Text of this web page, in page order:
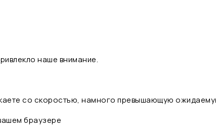
наше внимание.
со скоростью, намного превышающую
браузере